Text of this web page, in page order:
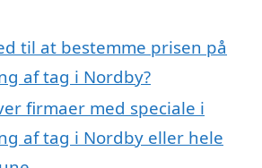
til at bestemme prisen på
af tag i Nordby?
firmaer med speciale i
af tag i Nordby eller hele